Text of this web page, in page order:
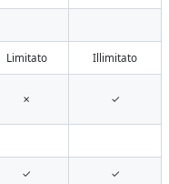
Limitato Illimitato
✗ ✓
✓ ✓